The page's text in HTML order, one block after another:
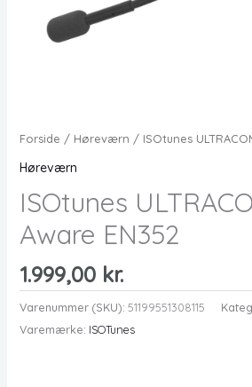
Forside / Høreværn / ISOtunes
Høreværn
ISOtunes
Aware EN352
1.999,00 kr.
Varenummer (SKU): 51199551308115
Varemærke: ISOTunes